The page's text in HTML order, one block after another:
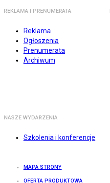
REKLAMA I PRENUMERATA
Reklama
Ogłoszenia
Prenumerata
Archiwum
NASZE WYDARZENIA
Szkolenia i konferencje
MAPA STRONY
OFERTA PRODUKTOWA